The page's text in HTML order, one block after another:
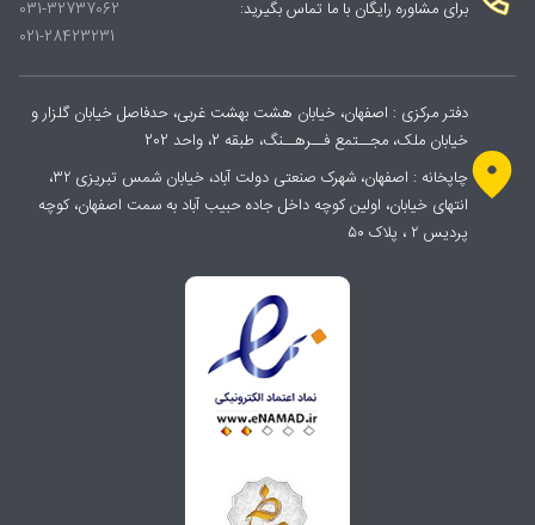
برای مشاوره رایگان با ما تماس بگیرید:
031-32737062
021-28423231
دفتر مرکزی : اصفهان، خیابان هشت بهشت غربی، حدفاصل خیابان گلزار و
خیابان ملک، مجــتمع فــرهــنگ، طبقه 2، واحد 202
چاپخانه : اصفهان، شهرک صنعتی دولت آباد، خیابان شمس تبریزی ۳۲،
انتهای خیابان، اولین کوچه داخل جاده حبیب آباد به سمت اصفهان، کوچه
پردیس ۲ ، پلاک ۵۰